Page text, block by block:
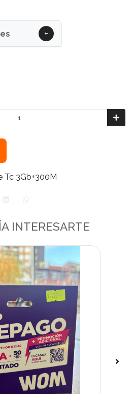
+
Tc 3Gb+300M
INTERESARTE